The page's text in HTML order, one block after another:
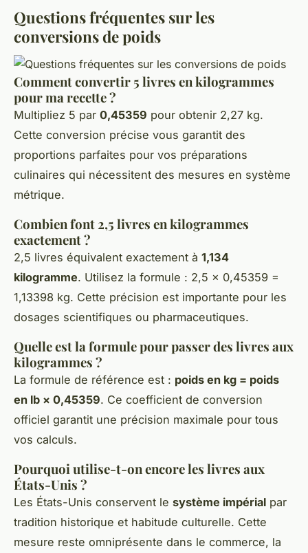
Questions fréquentes sur les
conversions de poids
Comment convertir 5 livres en kilogrammes
pour ma recette ?
Multipliez 5 par 0,45359 pour obtenir 2,27 kg.
Cette conversion précise vous garantit des
proportions parfaites pour vos préparations
culinaires qui nécessitent des mesures en système
métrique.
Combien font 2,5 livres en kilogrammes
exactement ?
2,5 livres équivalent exactement à 1,134
kilogramme. Utilisez la formule : 2,5 × 0,45359 =
1,13398 kg. Cette précision est importante pour les
dosages scientifiques ou pharmaceutiques.
Quelle est la formule pour passer des livres aux
kilogrammes ?
La formule de référence est : poids en kg = poids
en lb × 0,45359. Ce coefficient de conversion
officiel garantit une précision maximale pour tous
vos calculs.
Pourquoi utilise-t-on encore les livres aux
États-Unis ?
Les États-Unis conservent le système impérial par
tradition historique et habitude culturelle. Cette
mesure reste omniprésente dans le commerce, la